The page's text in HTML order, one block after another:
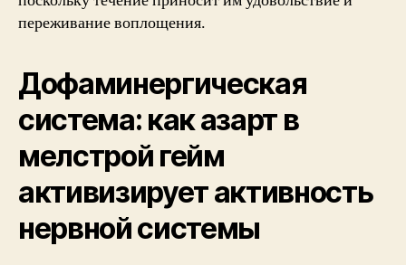
переживание воплощения.
Дофаминергическая
система: как азарт в
мелстрой гейм
активизирует активность
нервной системы